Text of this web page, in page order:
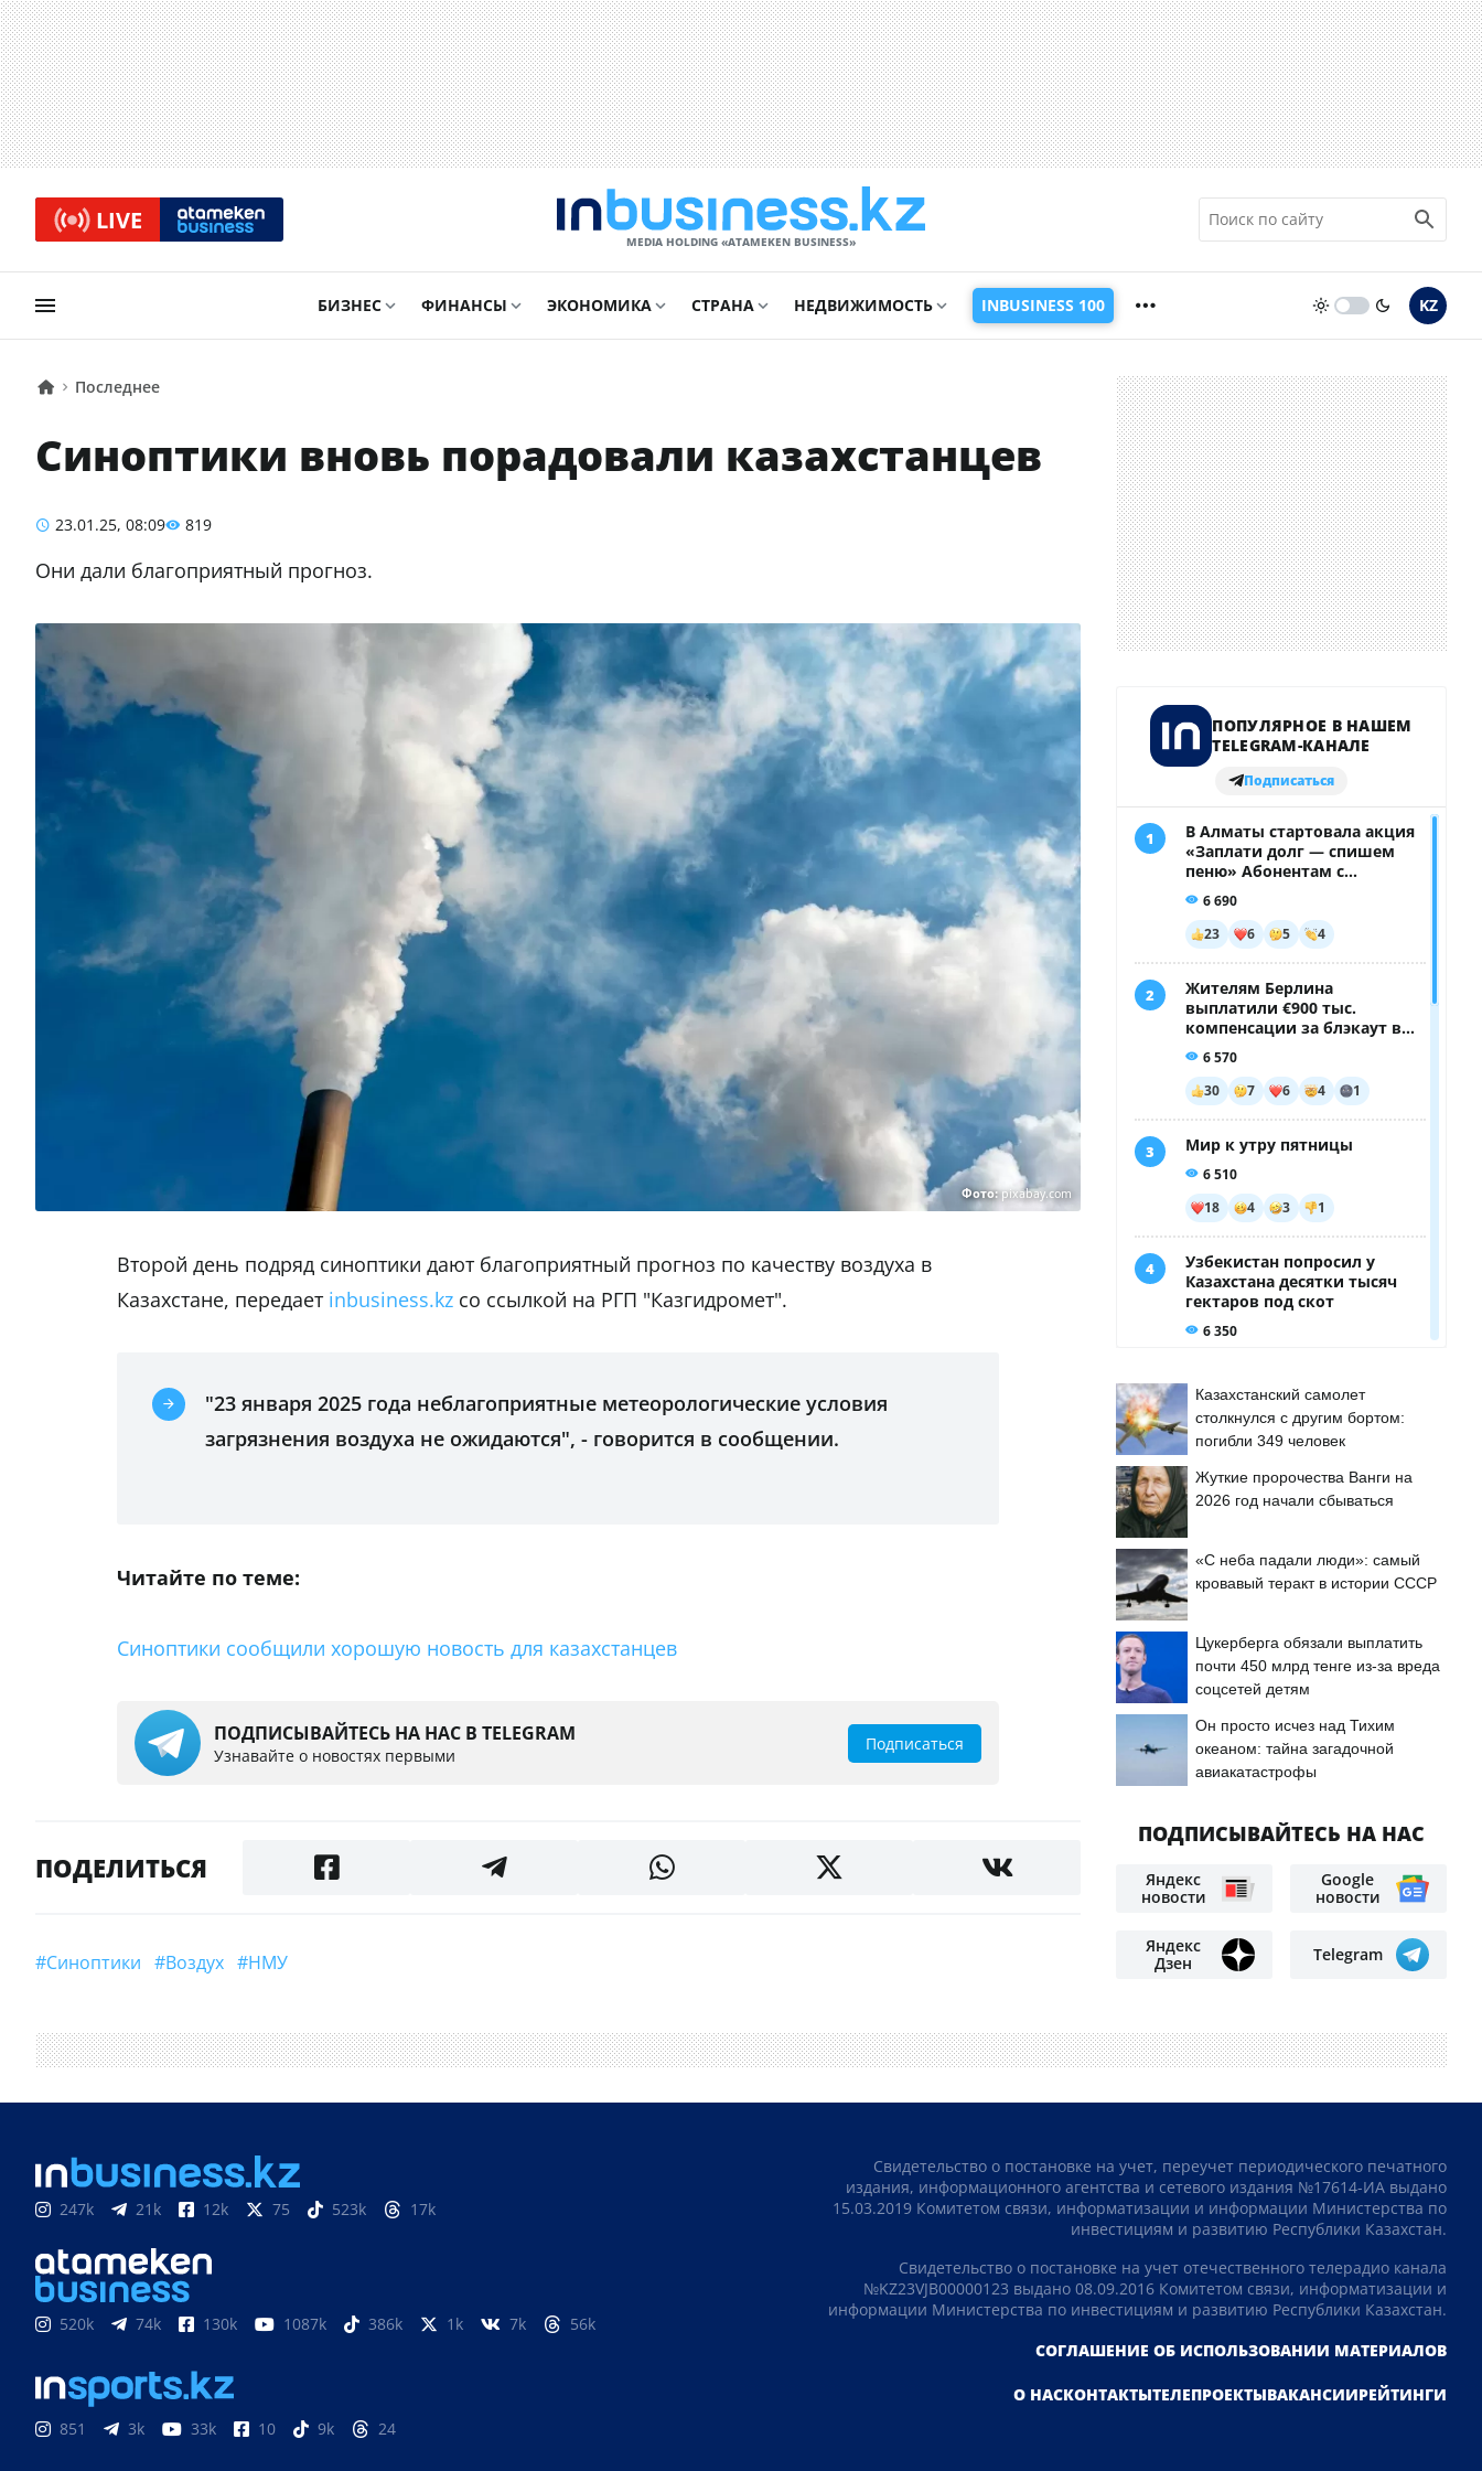
LIVE
MEDIA HOLDING «ATAMEKЕN BUSINESS»
БИЗНЕС ФИНАНСЫ ЭКОНОМИКА СТРАНА НЕДВИЖИМОСТЬ INBUSINESS 100 KZ
Последнее
Синоптики вновь порадовали казахстанцев
23.01.25, 08:09 819
Они дали благоприятный прогноз.
Фото:pixabay.com
Второй день подряд синоптики дают благоприятный прогноз по качеству воздуха в
Казахстане, передаетinbusiness.kz со ссылкой на РГП "Казгидромет".
"23 января 2025 года неблагоприятные метеорологические условия
загрязнения воздуха не ожидаются", - говорится в сообщении.
Читайте по теме:
Синоптики сообщили хорошую новость для казахстанцев
ПОДПИСЫВАЙТЕСЬ НА НАС В TELEGRAM
Узнавайте о новостях первыми
Подписаться
ПОДЕЛИТЬСЯ
#Синоптики #Воздух #НМУ
Казахстанский самолет
столкнулся с другим бортом:
погибли 349 человек
Жуткие пророчества Ванги на
2026 год начали сбываться
«С неба падали люди»: самый
кровавый теракт в истории СССР
Цукерберга обязали выплатить
почти 450 млрд тенге из-за вреда
соцсетей детям
Он просто исчез над Тихим
океаном: тайна загадочной
авиакатастрофы
ПОДПИСЫВАЙТЕСЬ НА НАС
Яндекс
новости
Google
новости
Яндекс
Дзен
Telegram
247k 21k 12k 75 523k 17k
520k 74k 130k 1087k 386k 1k 7k 56k
851 3k 33k 10 9k 24
Свидетельство о постановке на учет, переучет периодического печатного
издания, информационного агентства и сетевого издания №17614-ИА выдано
15.03.2019 Комитетом связи, информатизации и информации Министерства по
инвестициям и развитию Республики Казахстан.
Свидетельство о постановке на учет отечественного телерадио канала
№KZ23VJB00000123 выдано 08.09.2016 Комитетом связи, информатизации и
информации Министерства по инвестициям и развитию Республики Казахстан.
СОГЛАШЕНИЕ ОБ ИСПОЛЬЗОВАНИИ МАТЕРИАЛОВ
О НАСКОНТАКТЫТЕЛЕПРОЕКТЫВАКАНСИИРЕЙТИНГИ